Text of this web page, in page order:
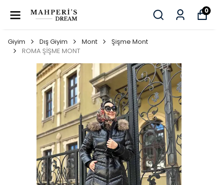
0
Giyim Dış Giyim Mont
Şişme Mont
ROMA ŞİŞME MONT